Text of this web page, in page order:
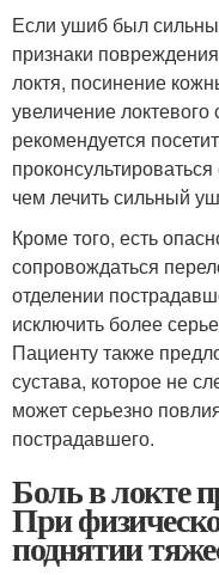
Если ушиб был
признаки
локтя, посинение
увеличение
рекомендуется
чем лечить сильный
Кроме того, есть
сопровождаться
отделении
исключить более
Пациенту также
сустава, которое не
может серьезно
пострадавшего.
Боль в локте
При
поднятии